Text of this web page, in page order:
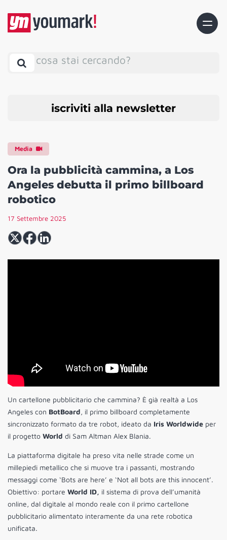
cosa stai cercando?
iscriviti alla newsletter
Media
Ora la pubblicità cammina, a Los
Angeles debutta il primo billboard
robotico
17 Settembre 2025
Un cartellone pubblicitario che cammina? È già realtà a Los
Angeles con BotBoard, il primo billboard completamente
sincronizzato formato da tre robot, ideato da Iris Worldwide per
il progetto World di Sam Altman Alex Blania.
La piattaforma digitale ha preso vita nelle strade come un
millepiedi metallico che si muove tra i passanti, mostrando
messaggi come ‘Bots are here’ e ‘Not all bots are this innocent’.
Obiettivo: portare World ID, il sistema di prova dell’umanità
online, dal digitale al mondo reale con il primo cartellone
pubblicitario alimentato interamente da una rete robotica
unificata.